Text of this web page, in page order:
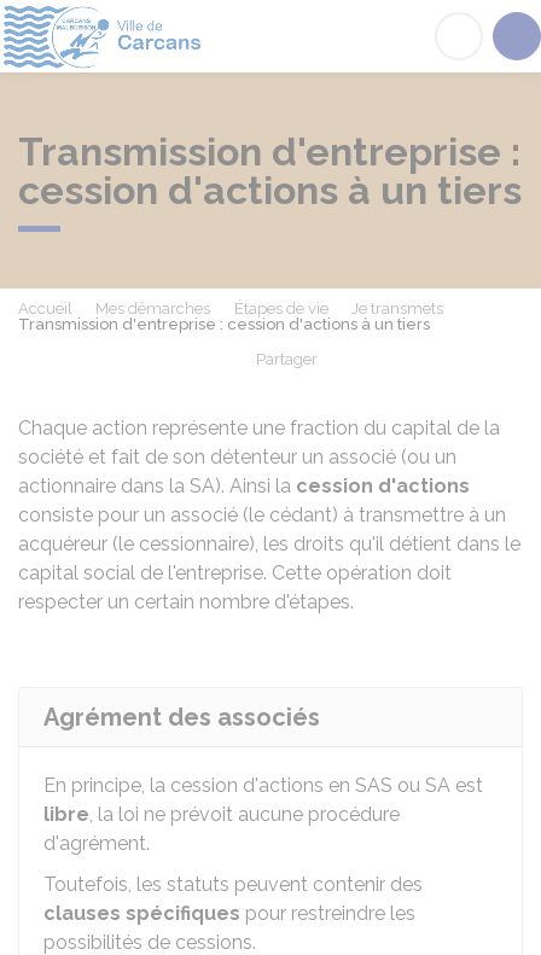
Transmission d'entreprise :
cession d'actions à un tiers
Accueil Mes démarches Étapes de vie
Je transmets
Transmission d'entreprise : cession d'actions à un tiers
Partager
Chaque action représente une fraction du capital de la
société et fait de son détenteur un associé (ou un
actionnaire dans la SA). Ainsi la cession d'actions
consiste pour un associé (le cédant) à transmettre à un
acquéreur (le cessionnaire), les droits qu'il détient dans le
capital social de l'entreprise. Cette opération doit
respecter un certain nombre d'étapes.
Agrément des associés
En principe, la cession d'actions en SAS ou SA est
libre, la loi ne prévoit aucune procédure
d'agrément.
Toutefois, les statuts peuvent contenir des
clauses spécifiques pour restreindre les
possibilités de cessions.